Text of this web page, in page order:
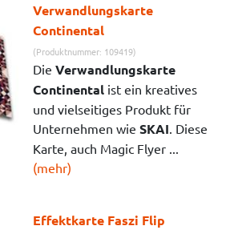
Verwandlungskarte
Continental
(Produktnummer: 109419)
DieVerwandlungskarte
Continental ist ein kreatives
und vielseitiges Produkt für
Unternehmen wieSKAI . Diese
Karte, auch Magic Flyer ...
(mehr)
Effektkarte Faszi Flip